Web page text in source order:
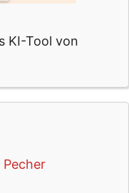
KI-Tool von
Pecher